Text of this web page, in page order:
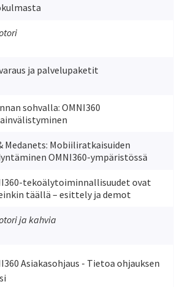
ja palvelupaketit
sohvalla: OMNI360
Medanets: Mobiiliratkaisuiden
OMNI360-ympäristössä
tekoälytoiminnallisuudet ovat
täällä – esittely ja demot
ja kahvia
Asiakasohjaus - Tietoa ohjauksen